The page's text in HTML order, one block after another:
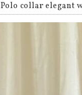
Polo collar elegant